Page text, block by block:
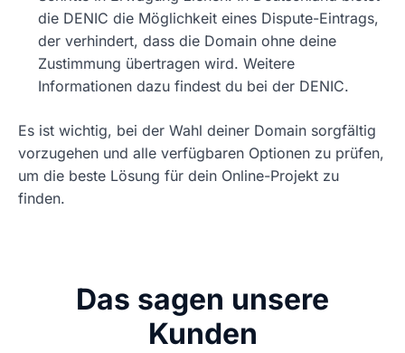
die DENIC die Möglichkeit eines Dispute-Eintrags,
der verhindert, dass die Domain ohne deine
Zustimmung übertragen wird. Weitere
Informationen dazu findest du bei der DENIC.
Es ist wichtig, bei der Wahl deiner Domain sorgfältig
vorzugehen und alle verfügbaren Optionen zu prüfen,
um die beste Lösung für dein Online-Projekt zu
finden.
Das sagen unsere
Kunden